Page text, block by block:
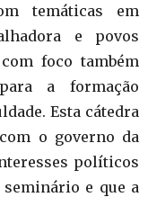
temáticas em
e povos
foco também
a formação
Esta cátedra
o governo da
políticos
e que a